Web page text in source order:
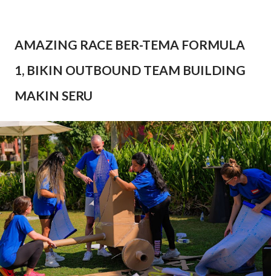
AMAZING RACE BER-TEMA FORMULA
1, BIKIN OUTBOUND TEAM BUILDING
MAKIN SERU